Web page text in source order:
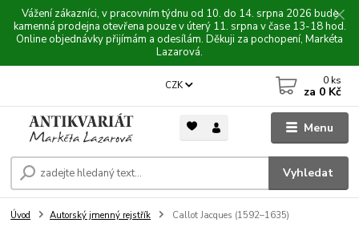
Vážení zákazníci, v pracovním týdnu od 10. do 14. srpna 2026 bude
kamenná prodejna otevřena pouze v úterý 11. srpna v čase 13-18 hod.
Online objednávky přijímám a odesílám. Děkuji za pochopení, Markéta
Lazarová.
Menu
CZK
Vyhledat
0 ks
za 0 Kč
Úvod Autorský jmenný rejstřík Callot Jacques (1592–1635)